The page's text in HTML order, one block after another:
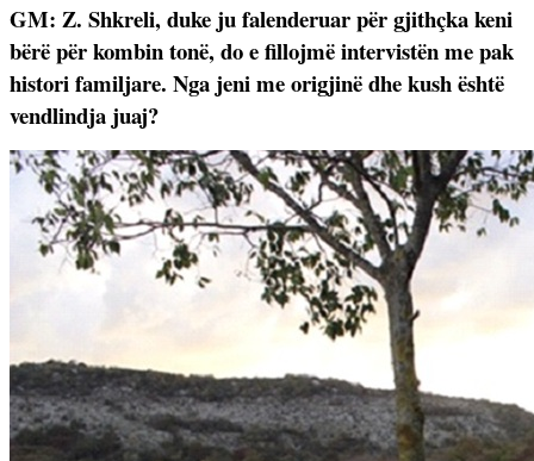
GM: Z. Shkreli, duke ju falenderuar për gjithçka keni
bërë për kombin tonë, do e fillojmë intervistën me pak
histori familjare. Nga jeni me origjinë dhe kush është
vendlindja juaj?